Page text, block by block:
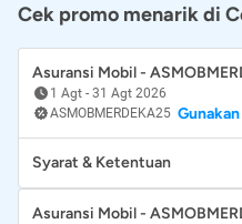
Cek promo menarik di
Asuransi Mobil -
1 Agt - 31 Agt 2026
ASMOBMERDEKA25 Gunakan
Syarat & Ketentuan
Asuransi Mobil -